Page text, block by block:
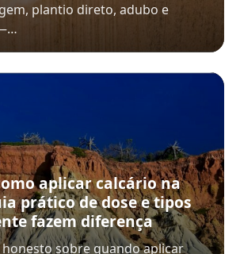
plantio direto, adubo e
aplicar calcário na
prático de dose e tipos
fazem diferença
sobre quando aplicar